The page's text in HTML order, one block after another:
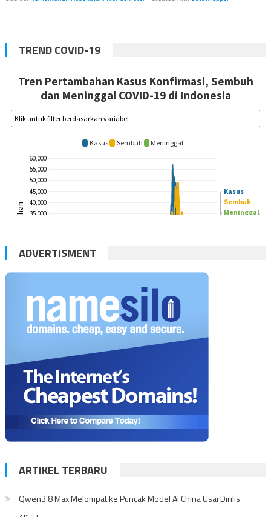
TREND COVID-19
ADVERTISMENT
ARTIKEL TERBARU
Qwen3.8 Max Melompat ke Puncak Model AI China Usai Dirilis